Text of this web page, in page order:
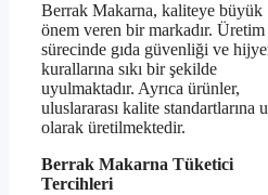
Berrak Makarna, kaliteye büyük
önem veren bir markadır. Üretim
sürecinde gıda güvenliği ve
kurallarına sıkı bir şekilde
uyulmaktadır. Ayrıca ürünler,
uluslararası kalite standartlarına
olarak üretilmektedir.
Berrak Makarna Tüketici
Tercihleri